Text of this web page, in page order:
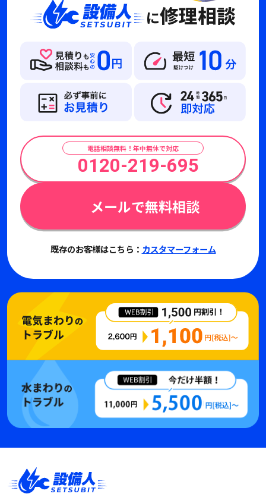
に修理相談
電話相談無料！年中無休で対応
0120-219-695
メールで無料相談
既存のお客様はこちら： カスタマーフォーム